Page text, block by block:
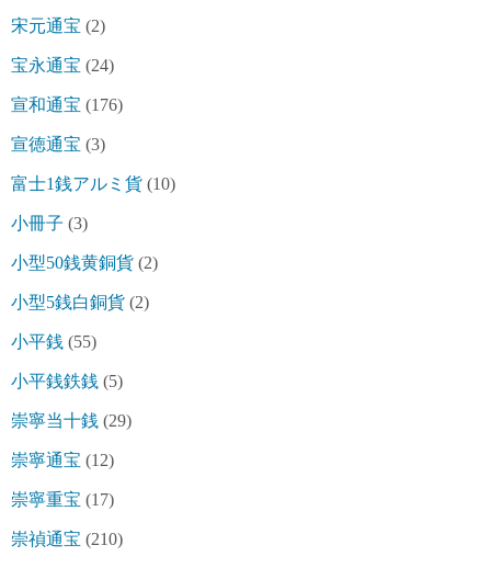
宋元通宝 (2)
宝永通宝 (24)
宣和通宝 (176)
宣徳通宝 (3)
富士1銭アルミ貨 (10)
小冊子 (3)
小型50銭黄銅貨 (2)
小型5銭白銅貨 (2)
小平銭 (55)
小平銭鉄銭 (5)
崇寧当十銭 (29)
崇寧通宝 (12)
崇寧重宝 (17)
崇禎通宝 (210)